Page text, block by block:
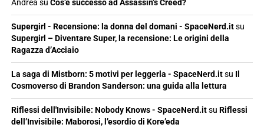
Andrea su Cos’è successo ad Assassin’s Creed?
Supergirl - Recensione: la donna del domani - SpaceNerd.itsu
Supergirl – Diventare Super, la recensione: Le origini della
Ragazza d’Acciaio
La saga di Mistborn: 5 motivi per leggerla - SpaceNerd.itsu Il
Cosmoverso di Brandon Sanderson: una guida alla lettura
Riflessi dell'Invisibile: Nobody Knows - SpaceNerd.itsu Riflessi
dell’Invisibile: Maborosi, l’esordio di Kore’eda